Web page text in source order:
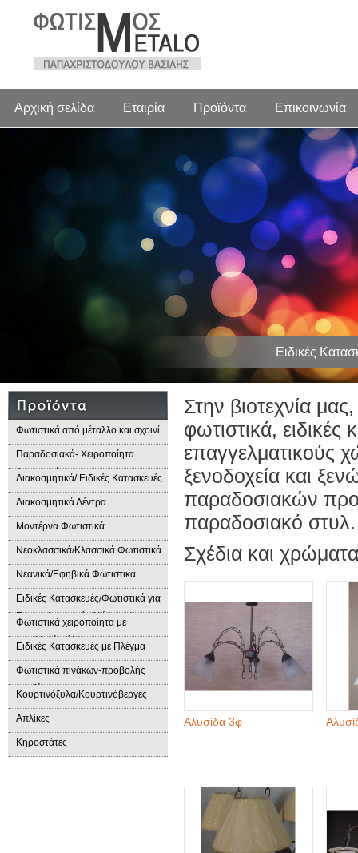
Αρχική σελίδα Εταιρία Προϊόντα Επικοινωνία
Ειδικές
Φωτιστικά από μέταλλο και σχοινί
Παραδοσιακά- Χειροποίητα
Φωτιστικά
Διακοσμητικά/ Ειδικές Κατασκευές
Διακοσμητικά Δέντρα
Μοντέρνα Φωτιστικά
Νεοκλασσικά/Κλασσικά Φωτιστικά
Νεανικά/Εφηβικά Φωτιστικά
Ειδικές Κατασκευές/Φωτιστικά για
Επαγγελματικούς Χώρους/
Παραδοσιακά Φωτιστικά
Φωτιστικά χειροποίητα με
μεταλλικά φύλλα
Ειδικές Κατασκευές με Πλέγμα
Φωτιστικά πινάκων-προβολής
προϊόντων
Κουρτινόξυλα/Κουρτινόβεργες
Απλίκες
Κηροστάτες
Στην βιοτεχνία
φωτιστικά, ειδικές
επαγγελματικούς
ξενοδοχεία και
παραδοσιακών
παραδοσιακό στυλ.
Σχέδια και
Αλυσίδα 3φ